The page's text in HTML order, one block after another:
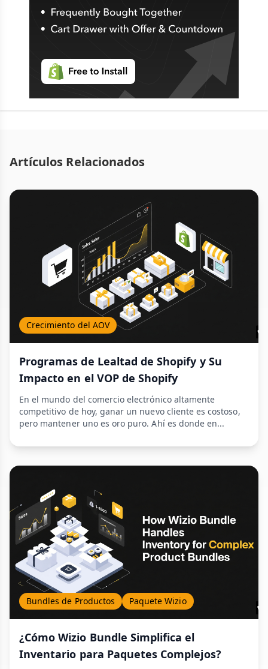
Artículos Relacionados
Crecimiento del AOV
Programas de Lealtad de Shopify y Su
Impacto en el VOP de Shopify
En el mundo del comercio electrónico altamente
competitivo de hoy, ganar un nuevo cliente es costoso,
pero mantener uno es oro puro. Ahí es donde en...
Bundles de Productos Paquete Wizio
¿Cómo Wizio Bundle Simplifica el
Inventario para Paquetes Complejos?